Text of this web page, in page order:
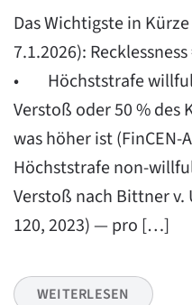
Das Wichtigste in
7.1.2026):
• Höchststrafe willful
Verstoß oder 50 % des
was höher ist
Höchststrafe non-
Verstoß nach Bittner v.
120, 2023) — pro […]
WEITERLESEN